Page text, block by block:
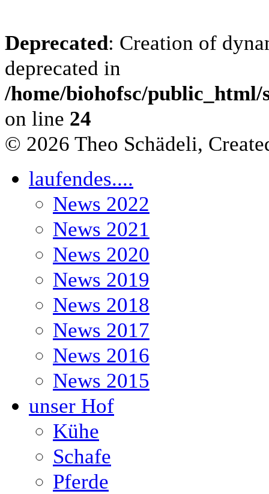
Deprecated: Creation of
deprecated in
/home/biohofsc/public_html/
on line 24
© 2026 Theo Schädeli,
laufendes....
News 2022
News 2021
News 2020
News 2019
News 2018
News 2017
News 2016
News 2015
unser Hof
Kühe
Schafe
Pferde